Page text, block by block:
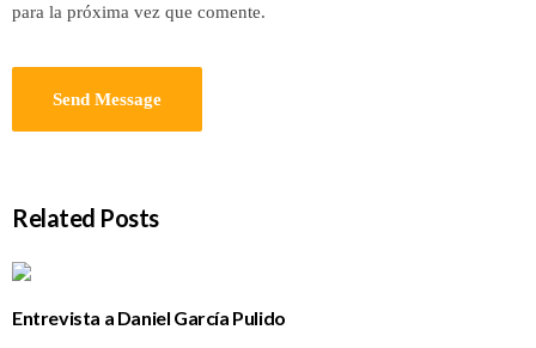
para la próxima vez que comente.
Related Posts
Entrevista a Daniel García Pulido